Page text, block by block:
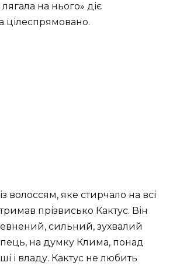
на нього» діє
цілеспрямовано.
волоссям, яке стирчало на всі
прізвисько Кактус. Він
сильний, зухвалий
на думку Клима, понад
і владу. Кактус не любить